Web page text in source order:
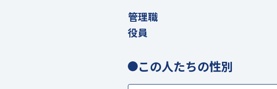
管理職
役員
この人たちの性別